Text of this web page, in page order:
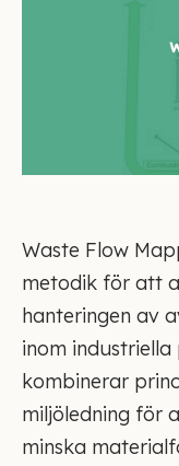
Waste Flow
metodik för att
hanteringen av
inom industriella
kombinerar
miljöledning för
minska